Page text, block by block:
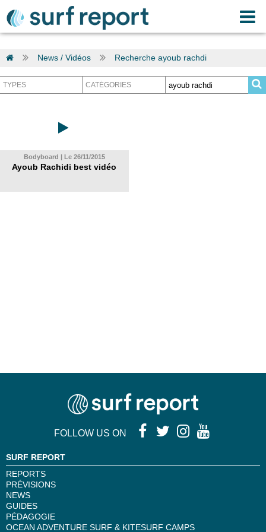
News / Vidéos Recherche ayoub rachdi
Bodyboard | Le 26/11/2015
Ayoub Rachidi best vidéo
FOLLOW US ON
SURF REPORT
REPORTS
PRÉVISIONS
NEWS
GUIDES
PÉDAGOGIE
OCEAN ADVENTURE SURF & KITESURF CAMPS